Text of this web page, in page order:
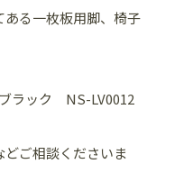
る一枚板用脚、椅子
ラック NS-LV0012
ご相談くださいま